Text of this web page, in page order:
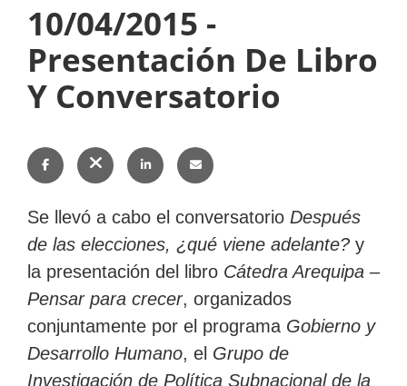
10/04/2015 -
Presentación De Libro
Y Conversatorio
en
FacebookTwitter LinkedIn por
correo
Se llevó a cabo el conversatorio Después
de las elecciones, ¿qué viene adelante? y
la presentación del libro Cátedra Arequipa –
Pensar para crecer, organizados
conjuntamente por el programa Gobierno y
Desarrollo Humano, el Grupo de
Investigación de Política Subnacional de la